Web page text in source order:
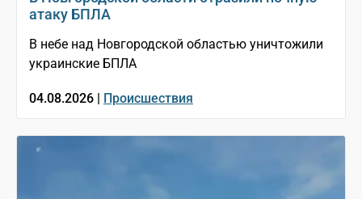
атаку БПЛА
В небе над Новгородской областью уничтожили
украинские БПЛА
04.08.2026 | Происшествия